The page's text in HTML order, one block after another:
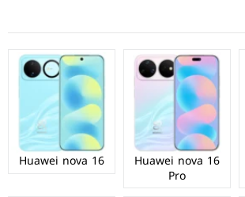
Huawei nova 16
Pro
Huawei nova 16